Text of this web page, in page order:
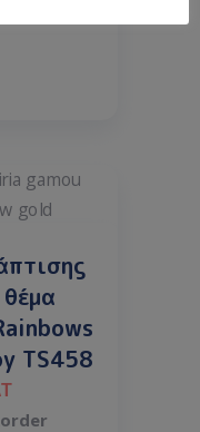
TS458